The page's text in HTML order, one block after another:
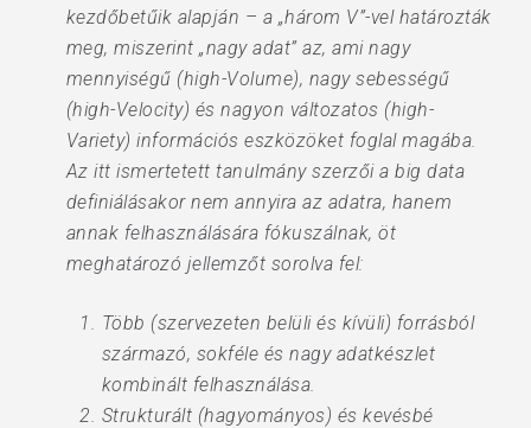
kezdőbetűik alapján – a „három V”-vel határozták
meg, miszerint „nagy adat” az, ami nagy
mennyiségű (high-Volume), nagy sebességű
(high-Velocity) és nagyon változatos (high-
Variety) információs eszközöket foglal magába.
Az itt ismertetett tanulmány szerzői a big data
definiálásakor nem annyira az adatra, hanem
annak felhasználására fókuszálnak, öt
meghatározó jellemzőt sorolva fel:
Több (szervezeten belüli és kívüli) forrásból
származó, sokféle és nagy adatkészlet
kombinált felhasználása.
Strukturált (hagyományos) és kevésbé